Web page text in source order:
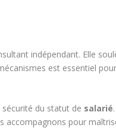
indépendant. Elle
est essentiel
sécurité du statut de salarié
accompagnons pour